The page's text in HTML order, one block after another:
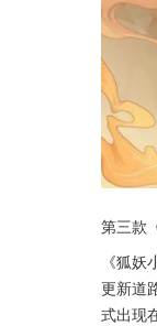
第三款
《狐
更新道
式出现